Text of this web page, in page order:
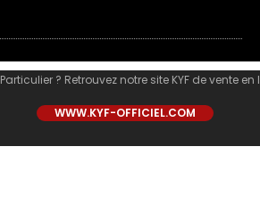
Particulier ? Retrouvez notre site KYF de vente en
WWW.KYF-OFFICIEL.COM